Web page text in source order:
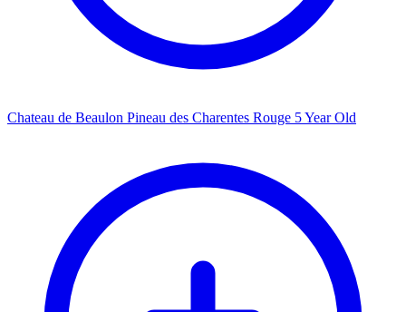
Chateau de Beaulon Pineau des Charentes Rouge 5 Year Old